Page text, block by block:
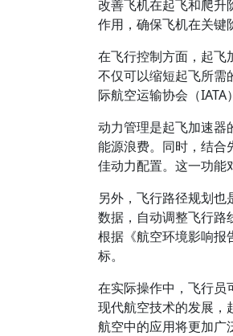
改善飞机在起飞和爬升
作用，确保飞机在关键
在飞行控制方面，起飞
不仅可以缩短起飞所需
际航空运输协会（
动力管理是起飞加速器
能源浪费。同时，结合
佳动力配置。这一功能
另外，飞行路径规划
数据，自动调整飞行路
根据《航空环境影响报
标。
在实际操作中，飞行员
现代航空技术的发展，
航空中的应用将更加广